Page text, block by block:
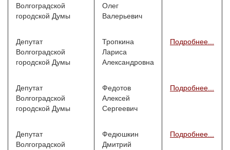
Волгоградской
городской Думы
Олег
Валерьевич
Депутат
Волгоградской
городской Думы
Тропкина
Лариса
Александровна
Подробнее...
Депутат
Волгоградской
городской Думы
Федотов
Алексей
Сергеевич
Подробнее...
Депутат
Волгоградской
Федюшкин
Дмитрий
Подробнее...